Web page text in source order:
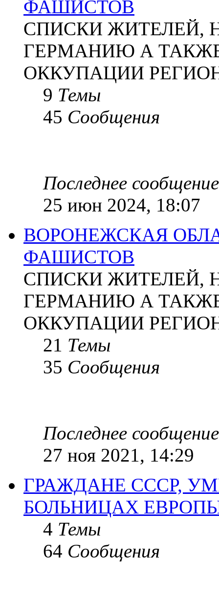
ФАШИСТОВ
СПИСКИ ЖИТЕЛЕЙ,
ГЕРМАНИЮ А
ОККУПАЦИИ
9 Темы
45 Сообщения
Последнее сообщение
25 июн 2024, 18:07
ВОРОНЕЖСКАЯ
ФАШИСТОВ
СПИСКИ ЖИТЕЛЕЙ,
ГЕРМАНИЮ А
ОККУПАЦИИ
21 Темы
35 Сообщения
Последнее сообщение
27 ноя 2021, 14:29
ГРАЖДАНЕ СССР,
БОЛЬНИЦАХ
4 Темы
64 Сообщения